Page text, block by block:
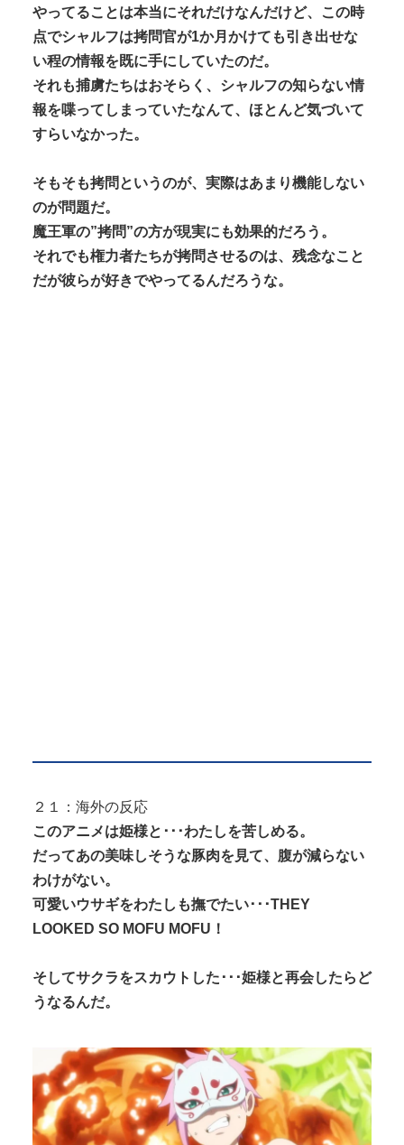
やってることは本当にそれだけなんだけど、この時
点でシャルフは拷問官が1か月かけても引き出せな
い程の情報を既に手にしていたのだ。
それも捕虜たちはおそらく、シャルフの知らない情
報を喋ってしまっていたなんて、ほとんど気づいて
すらいなかった。
そもそも拷問というのが、実際はあまり機能しない
のが問題だ。
魔王軍の”拷問”の方が現実にも効果的だろう。
それでも権力者たちが拷問させるのは、残念なこと
だが彼らが好きでやってるんだろうな。
２１：海外の反応
このアニメは姫様と･･･わたしを苦しめる。
だってあの美味しそうな豚肉を見て、腹が減らない
わけがない。
可愛いウサギをわたしも撫でたい･･･THEY
LOOKED SO MOFU MOFU！
そしてサクラをスカウトした･･･姫様と再会したらど
うなるんだ。